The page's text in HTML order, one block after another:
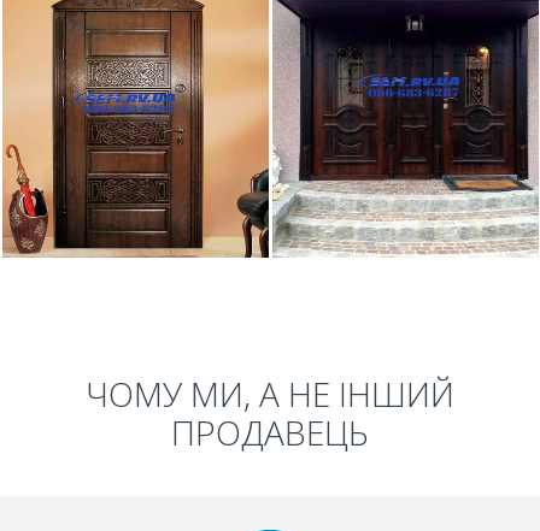
ЧОМУ МИ, А НЕ ІНШИЙ
ПРОДАВЕЦЬ